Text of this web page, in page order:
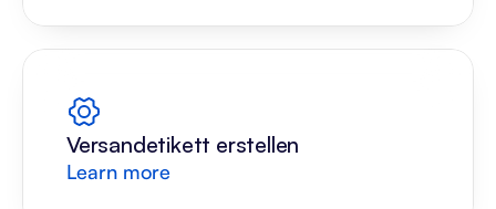
Versandetikett erstellen
Learn more